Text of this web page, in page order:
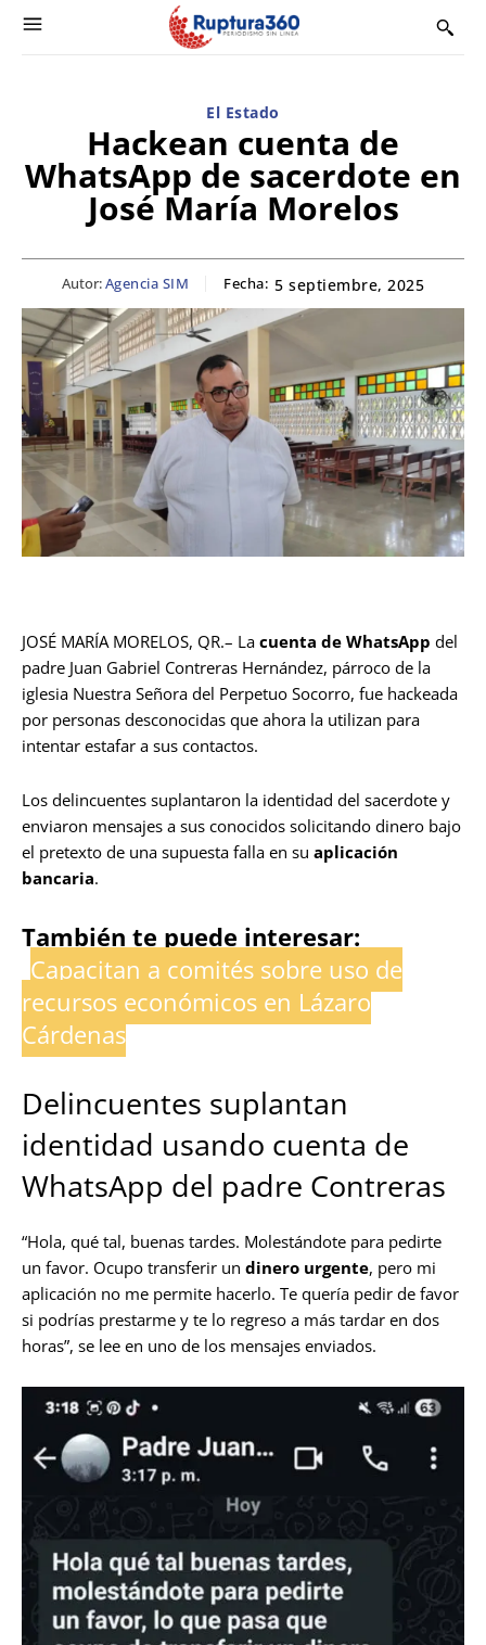
El Estado
Hackean cuenta de
WhatsApp de sacerdote en
José María Morelos
Autor:Agencia SIM Fecha: 5 septiembre, 2025
JOSÉ MARÍA MORELOS, QR.– La cuenta de WhatsApp del
padre Juan Gabriel Contreras Hernández, párroco de la
iglesia Nuestra Señora del Perpetuo Socorro, fue hackeada
por personas desconocidas que ahora la utilizan para
intentar estafar a sus contactos.
Los delincuentes suplantaron la identidad del sacerdote y
enviaron mensajes a sus conocidos solicitando dinero bajo
el pretexto de una supuesta falla en su aplicación
bancaria.
También te puede interesar:
Capacitan a comités sobre uso de
recursos económicos en Lázaro
Cárdenas
Delincuentes suplantan
identidad usando cuenta de
WhatsApp del padre Contreras
“Hola, qué tal, buenas tardes. Molestándote para pedirte
un favor. Ocupo transferir un dinero urgente, pero mi
aplicación no me permite hacerlo. Te quería pedir de favor
si podrías prestarme y te lo regreso a más tardar en dos
horas”, se lee en uno de los mensajes enviados.